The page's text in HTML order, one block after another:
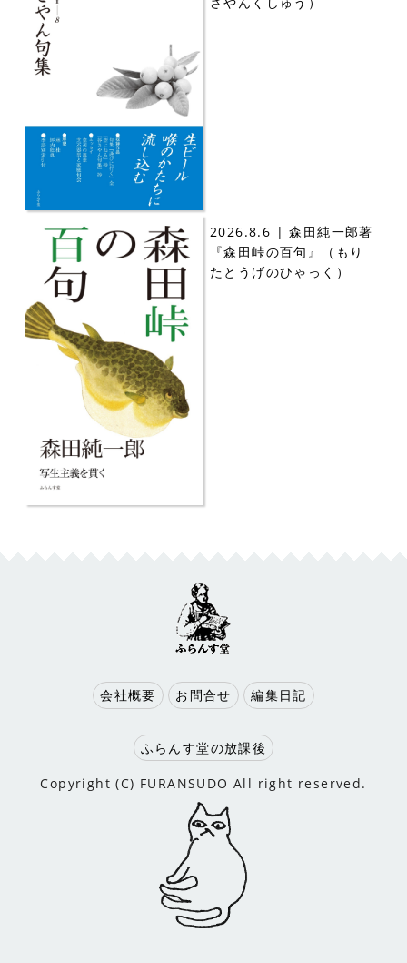
2026.8.6 | 森田純一郎著
『森田峠の百句』（もり
たとうげのひゃっく）
会社概要 お問合せ 編集日記
ふらんす堂の放課後
Copyright (C) FURANSUDO All right reserved.